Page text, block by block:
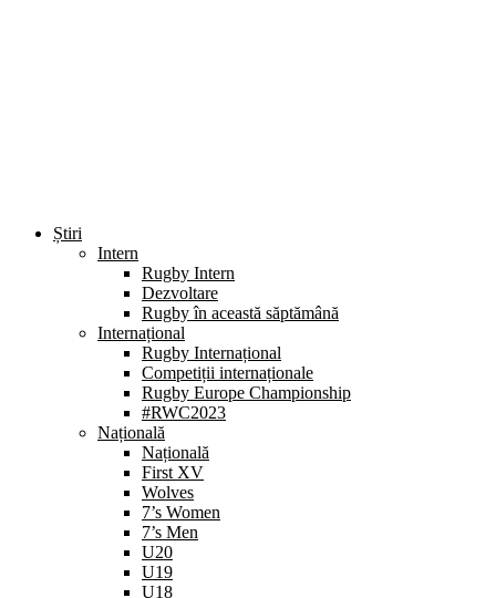
Știri
Intern
Rugby Intern
Dezvoltare
Rugby în această săptămână
Internațional
Rugby Internațional
Competiții internaționale
Rugby Europe Championship
#RWC2023
Națională
Națională
First XV
Wolves
7’s Women
7’s Men
U20
U19
U18